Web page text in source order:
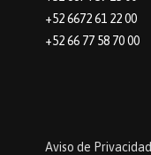
+52 6672 61 22 00
+52 66 77 58 70 00
Aviso de Privacidad